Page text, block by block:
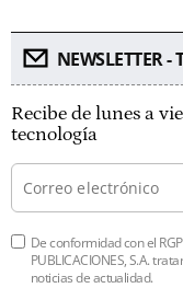
NEWSLETTER -
Recibe de lunes a
tecnología
De conformidad con el
PUBLICACIONES, S.A.
noticias de actualidad.